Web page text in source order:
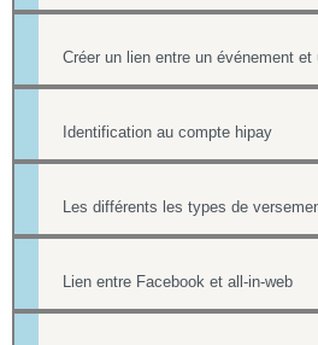
Identification au compte hipay
Lien entre Facebook et all-in-web